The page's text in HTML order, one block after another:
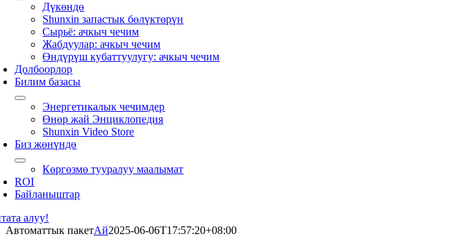
Дүкөндө
Shunxin запастык бөлүктөрүн
Сырьё: ачкыч чечим
Жабдуулар: ачкыч чечим
Өндүрүш кубаттуулугу: ачкыч чечим
Долбоорлор
Билим базасы
Энергетикалык чечимдер
Өнөр жай Энциклопедия
Shunxin Video Store
Биз жөнүндө
Көргөзмө тууралуу маалымат
ROI
Байланыштар
алуу!
Автоматтык пакетАй2025-06-06T17:57:20+08:00